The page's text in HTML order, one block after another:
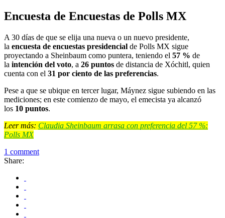
Encuesta de Encuestas de Polls MX
A 30 días de que se elija una nueva o un nuevo presidente,
la encuesta de encuestas presidencial de Polls MX sigue
proyectando a Sheinbaum como puntera, teniendo el 57 % de
la intención del voto, a 26 puntos de distancia de Xóchitl, quien
cuenta con el 31 por ciento de las preferencias.
Pese a que se ubique en tercer lugar, Máynez sigue subiendo en las
mediciones; en este comienzo de mayo, el emecista ya alcanzó
los 10 puntos.
Leer más: Claudia Sheinbaum arrasa con preferencia del 57 %:
Polls MX
1 comment
Share: